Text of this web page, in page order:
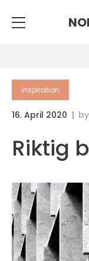
inspiration
16. April 2020 by
Riktig